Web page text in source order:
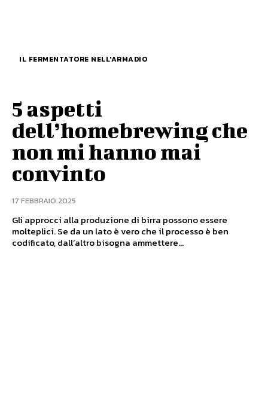
IL FERMENTATORE NELL'ARMADIO
5 aspetti
dell’homebrewing che
non mi hanno mai
convinto
17 FEBBRAIO 2025
Gli approcci alla produzione di birra possono essere
molteplici. Se da un lato è vero che il processo è ben
codificato, dall’altro bisogna ammettere...